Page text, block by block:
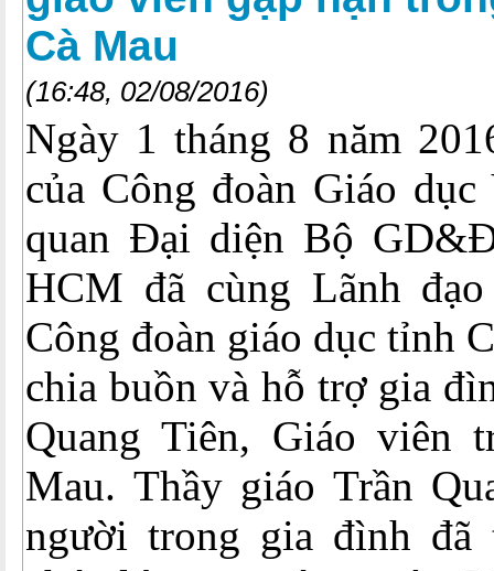
Cà Mau
(16:48, 02/08/2016)
Ngày 1 tháng 8 năm
của Công đoàn Giáo
quan Đại diện Bộ
HCM đã cùng Lãnh
Công đoàn giáo dục tỉnh
chia buồn và hỗ trợ gia
Quang Tiên, Giáo viên
Mau. Thầy giáo Trần
người trong gia đình đã